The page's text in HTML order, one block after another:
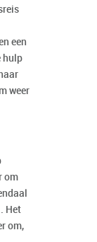
een
hulp
weer
om
Het
om,